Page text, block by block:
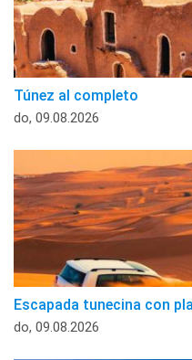
Túnez al completo
do, 09.08.2026
Escapada tunecina con
do, 09.08.2026